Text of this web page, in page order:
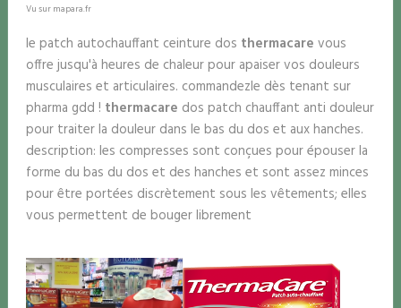
Vu sur mapara.fr
le patch autochauffant ceinture dos thermacare vous
offre jusqu'à heures de chaleur pour apaiser vos douleurs
musculaires et articulaires. commandezle dès tenant sur
pharma gdd ! thermacare dos patch chauffant anti douleur
pour traiter la douleur dans le bas du dos et aux hanches.
description: les compresses sont conçues pour épouser la
forme du bas du dos et des hanches et sont assez minces
pour être portées discrètement sous les vêtements; elles
vous permettent de bouger librement